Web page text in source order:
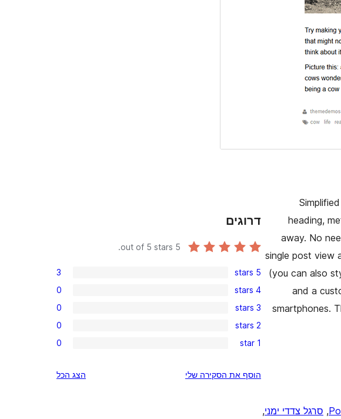
heading,
away. No
single post view
(you can also
and a
smartphones.
, סרגל צדדי ימני,
דרוגים
5
3
5-
star
reviews
5 stars
3
0
4-
star
reviews
4 stars
0
0
3-
star
3 stars
0
0
reviews
2 stars
0
0
star
1 star
0
הוסף את הסקירה שלי הצג הכל